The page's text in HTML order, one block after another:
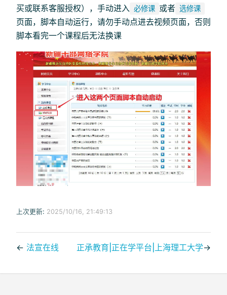
买或联系客服授权），手动进入
必修课 或者 选修课
页面，脚本自动运行，请勿手动点进去视频页面，否则
脚本看完一个课程后无法换课
上次更新: 2025/10/16, 21:49:13
← 法宣在线 正承教育|正在学平台|上海理工大学→